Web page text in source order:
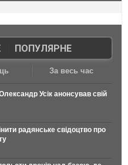
| ПОПУЛЯРНЕ
За весь час
Усік анонсував свій
радянське свідоцтво про